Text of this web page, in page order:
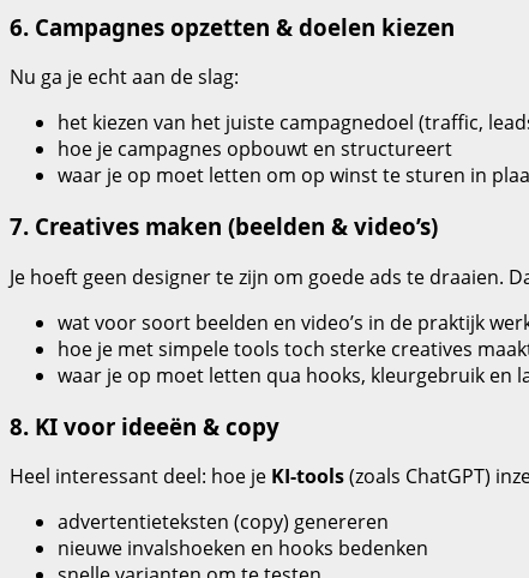
6. Campagnes opzetten & doelen kiezen
Nu ga je echt aan de slag:
het kiezen van het juiste campagnedoel (traffic,
hoe je campagnes opbouwt en structureert
waar je op moet letten om op winst te sturen in
7. Creatives maken (beelden & video’s)
Je hoeft geen designer te zijn om goede ads te draaien.
wat voor soort beelden en video’s in de praktijk
hoe je met simpele tools toch sterke creatives
waar je op moet letten qua hooks, kleurgebruik en
8. KI voor ideeën & copy
Heel interessant deel: hoe je KI-tools(zoals ChatGPT)
advertentieteksten (copy) genereren
nieuwe invalshoeken en hooks bedenken